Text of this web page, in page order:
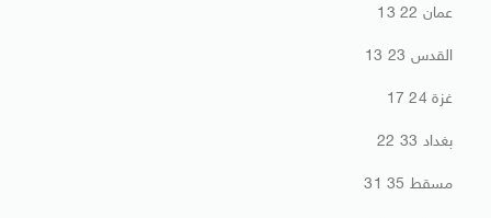
عمان 22 13
القدس 23 13
غزة 24 17
بغداد 33 22
مسقط 35 31